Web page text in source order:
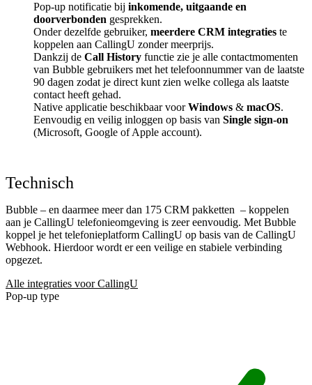
Pop-up notificatie bij inkomende, uitgaande en
doorverbonden gesprekken.
Onder dezelfde gebruiker, meerdere CRM integraties te
koppelen aan CallingU zonder meerprijs.
Dankzij de Call History functie zie je alle contactmomenten
van Bubble gebruikers met het telefoonnummer van de laatste
90 dagen zodat je direct kunt zien welke collega als laatste
contact heeft gehad.
Native applicatie beschikbaar voorWindows & macOS.
Eenvoudig en veilig inloggen op basis van Single sign-on
(Microsoft, Google of Apple account).
Technisch
Bubble – en daarmee meer dan 175 CRM pakketten – koppelen
aan je CallingU telefonieomgeving is zeer eenvoudig. Met Bubble
koppel je het telefonieplatform CallingU op basis van de CallingU
Webhook. Hierdoor wordt er een veilige en stabiele verbinding
opgezet.
Alle integraties voor CallingU
Pop-up type